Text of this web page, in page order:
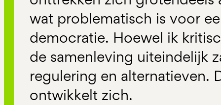
wat problematisch is voor
democratie. Hoewel ik
de samenleving uiteindelijk
regulering en alternatieven.
ontwikkelt zich.